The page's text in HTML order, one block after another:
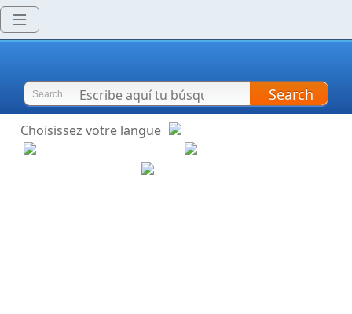
Search Search
Choisissez votre langue